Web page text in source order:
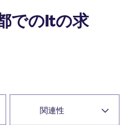
でのItの求
関連性